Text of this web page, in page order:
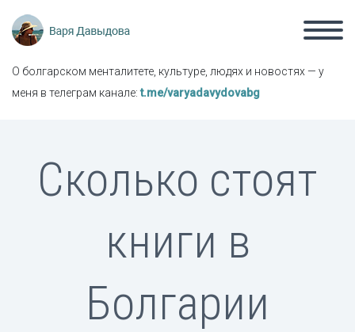
О болгарском менталитете, культуре, людях и новостях — у
меня в телеграм канале:t.me/varyadavydovabg
Сколько стоят
книги в
Болгарии